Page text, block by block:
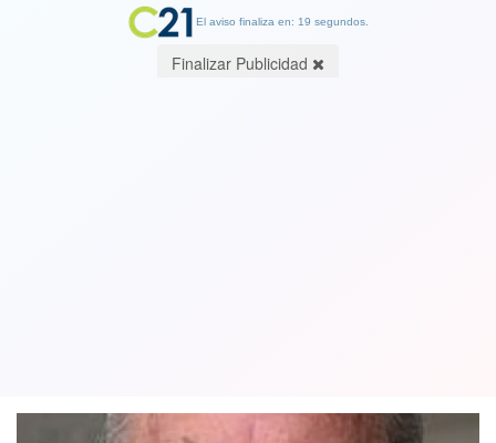
El aviso finaliza en: 19 segundos.
Finalizar Publicidad